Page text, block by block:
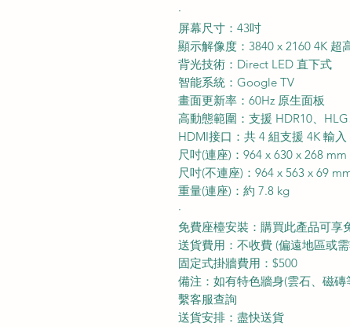
·
屏幕尺寸：43吋
顯示解像度：3840 x 2160 4K 超
背光技術：Direct LED 直下式
智能系統：Google TV
畫面更新率：60Hz 原生面板
高動態範圍：支援 HDR10、
HDMI接口：共 4 組支援 4K 輸入
尺吋(連座)：964 x 630 x 268 mm
尺吋(不連座)：964 x 563 x 69
重量(連座)：約 7.8 kg
·
免費座檯安裝：購買此產品可享
送貨費用：不收費 (偏遠地區或
固定式掛牆費用：$500
備注：如有特色牆身(雲石、磁
繫客服查詢
送貨安排：盡快送貨